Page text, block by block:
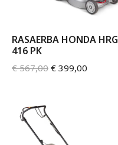
RASAERBA HONDA HRG
416 PK
€567,00 € 399,00